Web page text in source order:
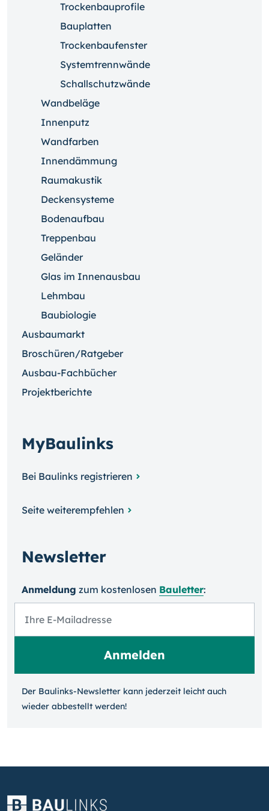
Trockenbauprofile
Bauplatten
Trockenbaufenster
Systemtrennwände
Schallschutzwände
Wandbeläge
Innenputz
Wandfarben
Innendämmung
Raumakustik
Deckensysteme
Bodenaufbau
Treppenbau
Geländer
Glas im Innenausbau
Lehmbau
Baubiologie
Ausbaumarkt
Broschüren/Ratgeber
Ausbau-Fachbücher
Projektberichte
MyBaulinks
Bei Baulinks registrieren
Seite weiterempfehlen
Newsletter
Anmeldung zum kosten­losen Bauletter:
Der Baulinks-Newsletter kann jeder­zeit leicht auch
wieder ab­bestellt werden!